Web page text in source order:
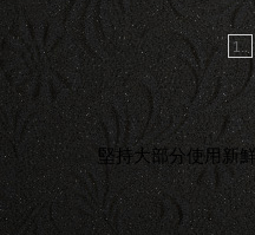
1..
堅持大部分使用新